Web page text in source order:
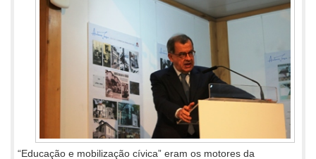
“Educação e mobilização cívica” eram os motores da